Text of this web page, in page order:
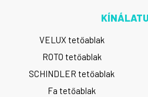
VELUX tetőablak
ROTO tetőablak
SCHINDLER tetőablak
Fa tetőablak